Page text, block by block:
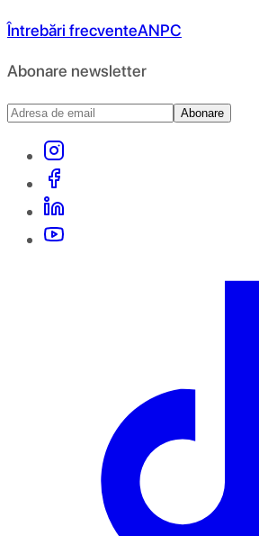
Întrebări frecventeANPC
Abonare newsletter
Abonare